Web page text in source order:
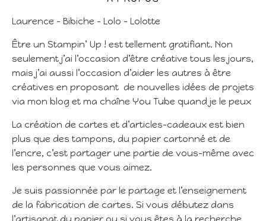
Laurence – Bibiche – Lolo – Lolotte
Être un Stampin’ Up ! est tellement gratifiant. Non
seulement j’ai l’occasion d’être créative tous les jours,
mais j’ai aussi l’occasion d’aider les autres à être
créatives en proposant de nouvelles idées de projets
via mon blog et ma chaîne You Tube quand je le peux
La création de cartes et d’articles-cadeaux est bien
plus que des tampons, du papier cartonné et de
l’encre, c’est partager une partie de vous-même avec
les personnes que vous aimez.
Je suis passionnée par le partage et l’enseignement
de la fabrication de cartes. Si vous débutez dans